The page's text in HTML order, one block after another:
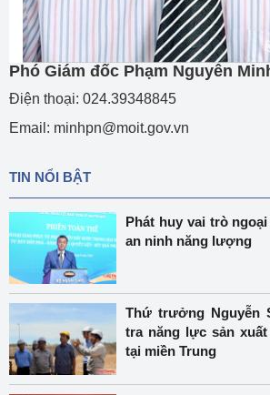
Phó Giám đốc Phạm Nguyên
Điện thoại: 024.39348845
Email: minhpn@moit.gov.vn
TIN NỔI BẬT
Phát huy vai trò
an ninh năng lượng
Thứ trưởng Nguyễn
tra năng lực sản xuất
tại miền Trung